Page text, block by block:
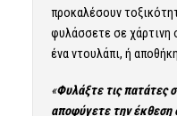
προκαλέσουν
φυλάσσετε σε χάρτινη
ένα ντουλάπι, ή
«Φυλάξτε τις πατάτες
αποφύγετε την έκθεση